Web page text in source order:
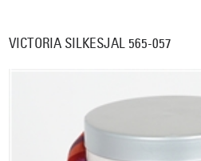
VICTORIA SILKESJAL 565-057